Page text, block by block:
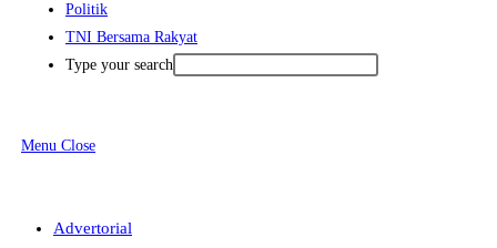
Politik
TNI Bersama Rakyat
Type your search
Menu Close
Advertorial